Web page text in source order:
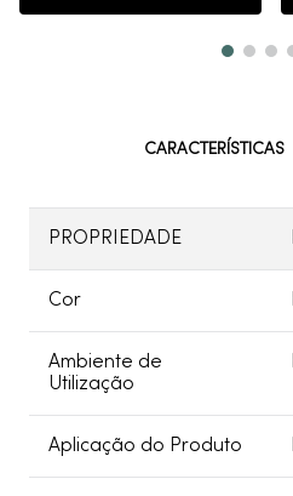
CARACTERÍSTICAS
PROPRIEDADE
Cor
Ambiente de
Utilização
Aplicação do Produto